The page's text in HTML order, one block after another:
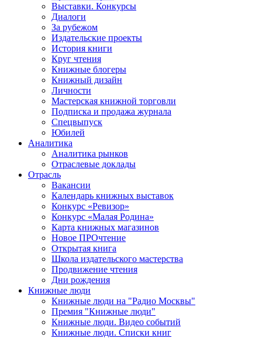
Выставки. Конкурсы
Диалоги
За рубежом
Издательские проекты
История книги
Круг чтения
Книжные блогеры
Книжный дизайн
Личности
Мастерская книжной торговли
Подписка и продажа журнала
Спецвыпуск
Юбилей
Аналитика
Аналитика рынков
Отраслевые доклады
Отрасль
Вакансии
Календарь книжных выставок
Конкурс «Ревизор»
Конкурс «Малая Родина»
Карта книжных магазинов
Новое ПРОчтение
Открытая книга
Школа издательского мастерства
Продвижение чтения
Дни рождения
Книжные люди
Книжные люди на "Радио Москвы"
Премия "Книжные люди"
Книжные люди. Видео событий
Книжные люди. Списки книг